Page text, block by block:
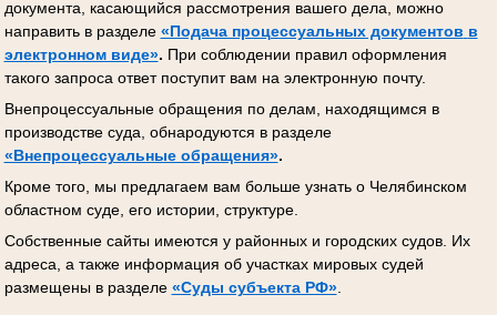
документа, касающийся рассмотрения вашего дела, можно
направить в разделе «Подача процессуальных документов в
электронном виде». При соблюдении правил оформления
такого запроса ответ поступит вам на электронную почту.
Внепроцессуальные обращения по делам, находящимся в
производстве суда, обнародуются в разделе
«Внепроцессуальные обращения».
Кроме того, мы предлагаем вам больше узнать о Челябинском
областном суде, его истории, структуре.
Собственные сайты имеются у районных и городских судов. Их
адреса, а также информация об участках мировых судей
размещены в разделе «Суды субъекта РФ».